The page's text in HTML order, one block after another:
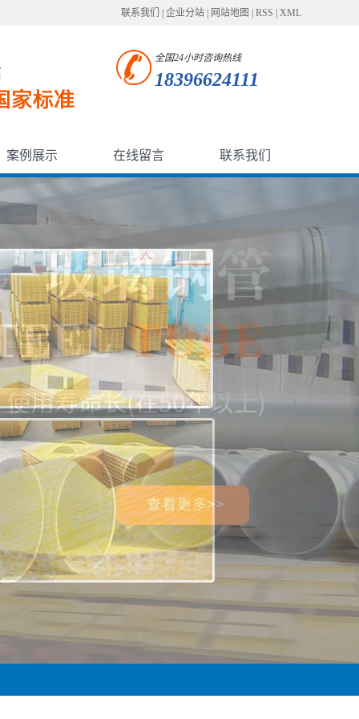
联系我们 企业分站 网站地图 RSS XML
全国24小时咨询热线
18396624111
案例展示 在线留言 联系我们